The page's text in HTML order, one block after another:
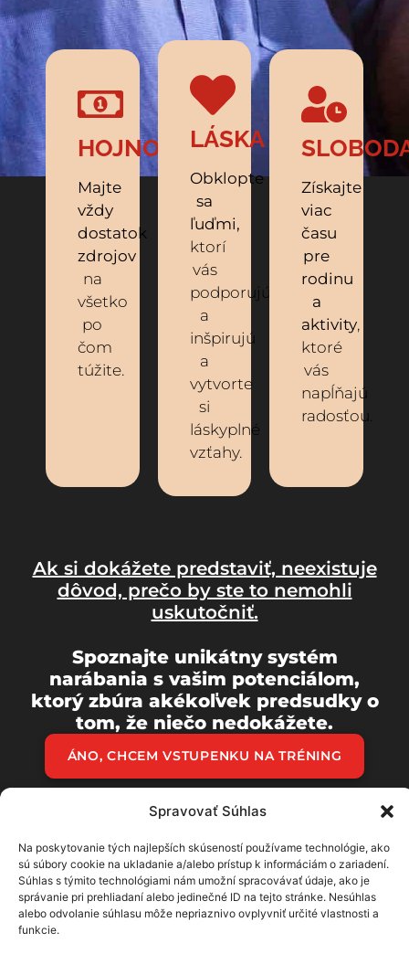
Spravovať Súhlas
Na poskytovanie tých najlepších skúseností používame technológie, ako
sú súbory cookie na ukladanie a/alebo prístup k informáciám o zariadení.
Súhlas s týmito technológiami nám umožní spracovávať údaje, ako je
správanie pri prehliadaní alebo jedinečné ID na tejto stránke. Nesúhlas
alebo odvolanie súhlasu môže nepriaznivo ovplyvniť určité vlastnosti a
funkcie.
HOJNOSŤ
Majte
vždy
dostatok
zdrojov
na
všetko
po
čom
túžite.
LÁSKA
Obklopte
sa
ľuďmi,
ktorí
vás
podporujú
a
inšpirujú
a
vytvorte
si
láskyplné
vzťahy.
Získajte
viac
času
pre
rodinu
a
aktivity,
ktoré
vás
napĺňajú
radosťou.
Ak si dokážete predstaviť, neexistuje
dôvod, prečo by ste to nemohli
uskutočniť.
Spoznajte unikátny systém
narábania s vašim potenciálom,
ktorý zbúra akékoľvek predsudky o
tom, že niečo nedokážete.
ÁNO, CHCEM VSTUPENKU NA TRÉNING
Nekupujete si lístok na jeden z ďalších seminárov,
časy, aktivovať svoj potenciál a získať plnú kontrolu
nad svojím životom.